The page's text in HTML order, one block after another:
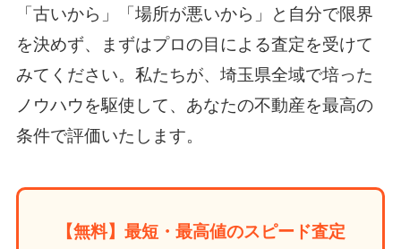
「古いから」「場所が悪いから」と自分で限界
を決めず、まずはプロの目による査定を受けて
みてください。私たちが、埼玉県全域で培った
ノウハウを駆使して、あなたの不動産を最高の
条件で評価いたします。
【無料】最短・最高値のスピード査定